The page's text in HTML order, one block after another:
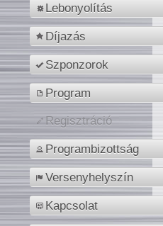
Lebonyolítás
Díjazás
Szponzorok
Program
Regisztráció
Programbizottság
Versenyhelyszín
Kapcsolat